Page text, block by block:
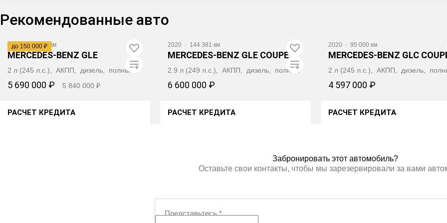
Рекомендованные авто
до 150 000 ₽
2020 ·87 140 км
MERCEDES‑BENZ GLE
2 л (245 л.с.), АКПП, дизель, полный
5 690 000 ₽ 5 840 000 ₽
РАСЧЕТ КРЕДИТА
2020 · 144 381 км
MERCEDES‑BENZ GLE COUPE
2.9 л (249 л.с.), АКПП, дизель, полный
6 600 000 ₽
РАСЧЕТ КРЕДИТА
2020 · 95 000 км
MERCEDES‑BENZ GLC
2 л (245 л.с.), АКПП, дизель,
4 597 000 ₽
РАСЧЕТ КРЕДИТА
Забронировать этот автомобиль?
Оставьте свои контакты, чтобы мы зарезервировали за вами
Представьтесь*